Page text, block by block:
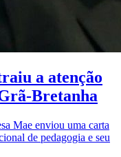
a atenção
Bretanha
Mae enviou uma carta
de pedagogia e seu